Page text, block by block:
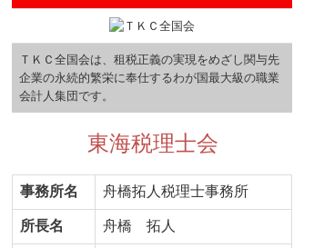
ＴＫＣ全国会は、租税正義の実現をめざし関与先
企業の永続的繁栄に奉仕するわが国最大級の職業
会計人集団です。
東海税理士会
事務所名 舟橋拓人税理士事務所
所長名 舟橋 拓人